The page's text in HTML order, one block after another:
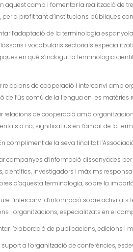
aquest camp i fomentar la realització de
per a profit tant d’institucions públiques
l’adaptació de la terminologia
i vocabularis sectorials
en què s’inclogui la terminologia
relacions de cooperació i intercanvi amb
de l’ús comú de la llengua en les
relacions de cooperació amb
o no, significatius en l’àmbit de la
compliment de la seva finalitat
campanyes d’informació dissenyades
científics, investigadors i màxims
d’aquesta terminologia, sobre la
l’intercanvi d’informació sobre
i organitzacions, especialitzats en el
l’elaboració de publicacions, edicions i
suport a l’organització de conferències,